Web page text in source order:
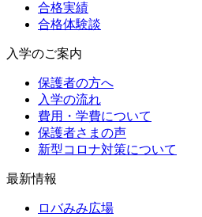
合格実績
合格体験談
入学のご案内
保護者の方へ
入学の流れ
費用・学費について
保護者さまの声
新型コロナ対策について
最新情報
ロバみみ広場